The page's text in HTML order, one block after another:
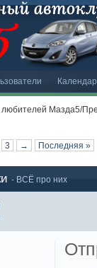
Мазда5/
3 → Последняя »
- ВСЁ про них